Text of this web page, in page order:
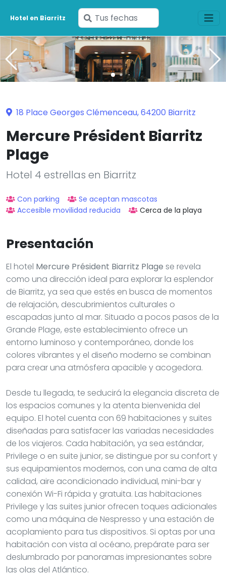
Hotel en Biarritz
Ingresa
tus
fechas
18 Place Georges Clémenceau, 64200 Biarritz
Mercure Président Biarritz
Plage
Hotel 4 estrellas en Biarritz
Con parking
Se aceptan mascotas
Accesible movilidad reducida
Cerca de la playa
Presentación
El hotel Mercure Président Biarritz Plage se revela
como una dirección ideal para explorar la esplendor
de Biarritz, ya sea que estés en busca de momentos
de relajación, descubrimientos culturales o
escapadas junto al mar. Situado a pocos pasos de la
Grande Plage, este establecimiento ofrece un
entorno luminoso y contemporáneo, donde los
colores vibrantes y el diseño moderno se combinan
para crear una atmósfera apacible y acogedora.
Desde tu llegada, te seducirá la elegancia discreta de
los espacios comunes y la atenta bienvenida del
equipo. El hotel cuenta con 69 habitaciones y suites
diseñadas para satisfacer las variadas necesidades
de los viajeros. Cada habitación, ya sea estándar,
Privilege o en suite junior, se distingue por su confort y
sus equipamientos modernos, con una cama de alta
calidad, aire acondicionado individual, mini-bar y
conexión Wi-Fi rápida y gratuita. Las habitaciones
Privilege y las suites junior ofrecen toques adicionales
como una máquina de Nespresso y una estación de
acoplamiento para tus dispositivos. Si optas por una
habitación con vista al océano, prepárate para ser
deslumbrado por panoramas impresionantes sobre
las olas del Atlántico.